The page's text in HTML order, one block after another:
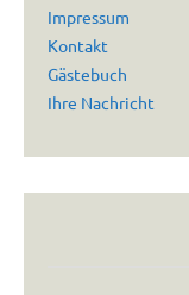
Impressum
Kontakt
Gästebuch
Ihre Nachricht